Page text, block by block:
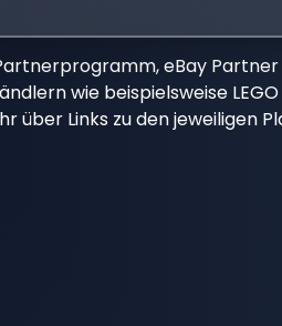
eBay
wie beispielsweise
über Links zu den jeweiligen